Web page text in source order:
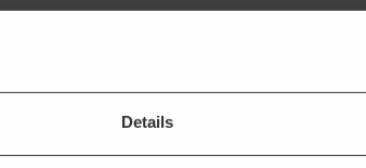
Details
Auftragschancen für Ihr Unternehmen.